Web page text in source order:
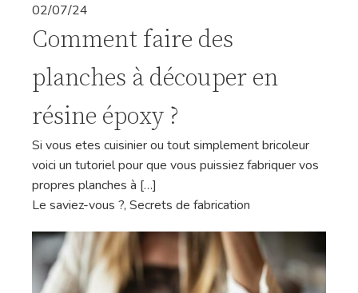
02/07/24
Comment faire des
planches à découper en
résine époxy ?
Si vous etes cuisinier ou tout simplement bricoleur
voici un tutoriel pour que vous puissiez fabriquer vos
propres planches à […]
Le saviez-vous ?, Secrets de fabrication